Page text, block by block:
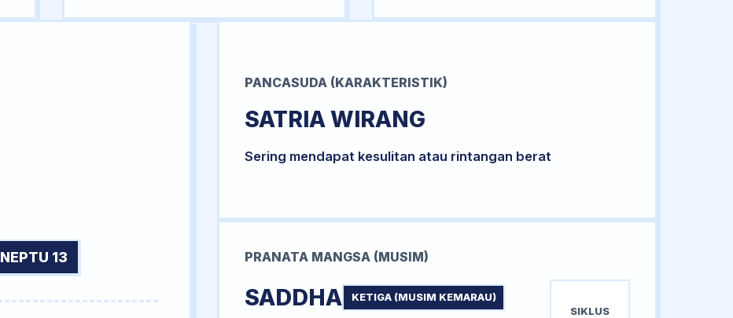
NEPTU 13
PANCASUDA (KARAKTERISTIK)
SATRIA WIRANG
Sering mendapat kesulitan atau rintangan berat
PRANATA MANGSA (MUSIM)
SADDHA KETIGA (MUSIM KEMARAU)
SIKLUS